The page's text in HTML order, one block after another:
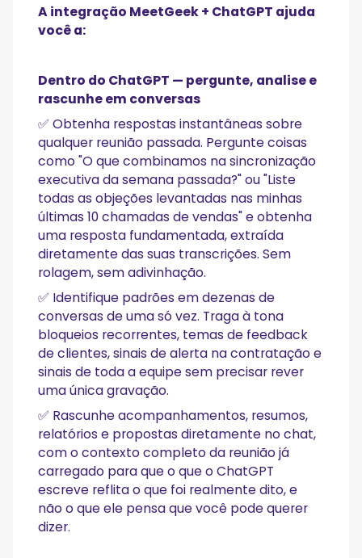
A integração MeetGeek + ChatGPT ajuda
você a:
Dentro do ChatGPT — pergunte, analise e
rascunhe em conversas
✅ Obtenha respostas instantâneas sobre
qualquer reunião passada. Pergunte coisas
como "O que combinamos na sincronização
executiva da semana passada?" ou "Liste
todas as objeções levantadas nas minhas
últimas 10 chamadas de vendas" e obtenha
uma resposta fundamentada, extraída
diretamente das suas transcrições. Sem
rolagem, sem adivinhação.
✅ Identifique padrões em dezenas de
conversas de uma só vez. Traga à tona
bloqueios recorrentes, temas de feedback
de clientes, sinais de alerta na contratação e
sinais de toda a equipe sem precisar rever
uma única gravação.
✅ Rascunhe acompanhamentos, resumos,
relatórios e propostas diretamente no chat,
com o contexto completo da reunião já
carregado para que o que o ChatGPT
escreve reflita o que foi realmente dito, e
não o que ele pensa que você pode querer
dizer.